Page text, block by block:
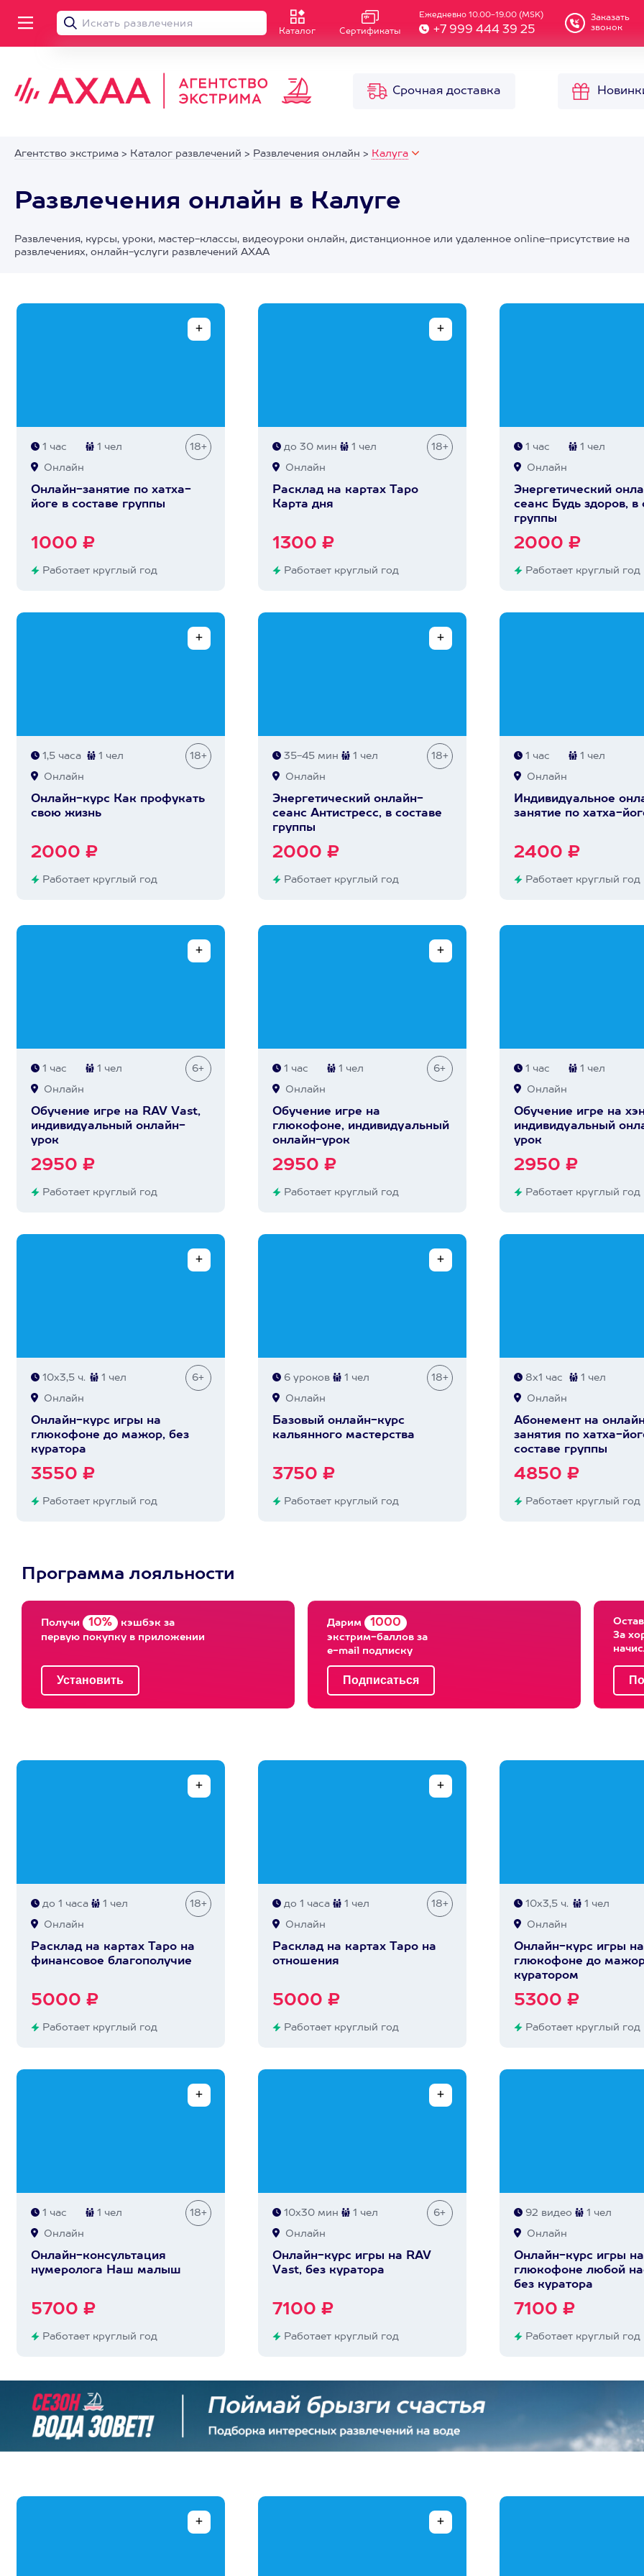
Каталог Сертификаты
Ежедневно 10.00-19.00 (MSK)
+7 999 444 39 25
Заказать
звонок
Срочная доставка
Агентство экстрима > Каталог развлечений > Развлечения онлайн > Калуга
Развлечения онлайн в Калуге
Развлечения, курсы, уроки, мастер-классы, видеоуроки онлайн, дистанционное или удаленное online-присутствие на
развлечениях, онлайн-услуги развлечений АХАА
1 час 1 чел 18+
Онлайн
Онлайн-занятие по хатха-
йоге в составе группы
1000 ₽
Работает круглый год
до 30 мин 1 чел 18+
Онлайн
Расклад на картах Таро
Карта дня
1300 ₽
Работает круглый год
1 час 1 чел
Онлайн
Энергетический
сеанс Будь здоров, в
группы
2000 ₽
Работает круглый год
1,5 часа 1 чел 18+
Онлайн
Онлайн-курс Как профукать
свою жизнь
2000 ₽
Работает круглый год
35-45 мин 1 чел 18+
Онлайн
Энергетический онлайн-
сеанс Антистресс, в составе
группы
2000 ₽
Работает круглый год
1 час 1 чел
Онлайн
Индивидуальное
занятие по хатха-
2400 ₽
Работает круглый год
1 час 1 чел 6+
Онлайн
Обучение игре на RAV Vast,
индивидуальный онлайн-
урок
2950 ₽
Работает круглый год
1 час 1 чел 6+
Онлайн
Обучение игре на
глюкофоне, индивидуальный
онлайн-урок
2950 ₽
Работает круглый год
1 час 1 чел
Онлайн
Обучение игре на
индивидуальный
урок
2950 ₽
Работает круглый год
10х3,5 ч. 1 чел 6+
Онлайн
Онлайн-курс игры на
глюкофоне до мажор, без
куратора
3550 ₽
Работает круглый год
6 уроков 1 чел 18+
Онлайн
Базовый онлайн-курс
кальянного мастерства
3750 ₽
Работает круглый год
8х1 час 1 чел
Онлайн
Абонемент на
занятия по хатха-
составе группы
4850 ₽
Работает круглый год
Программа лояльности
Получи 10% кэшбэк за
первую покупку в приложении
Дарим 1000
экстрим-баллов за
e-mail подписку
За
до 1 часа 1 чел 18+
Онлайн
Расклад на картах Таро на
финансовое благополучие
5000 ₽
Работает круглый год
до 1 часа 1 чел 18+
Онлайн
Расклад на картах Таро на
отношения
5000 ₽
Работает круглый год
10х3,5 ч. 1 чел
Онлайн
Онлайн-курс игры на
глюкофоне до
куратором
5300 ₽
Работает круглый год
1 час 1 чел 18+
Онлайн
Онлайн-консультация
нумеролога Наш малыш
5700 ₽
Работает круглый год
10х30 мин 1 чел 6+
Онлайн
Онлайн-курс игры на RAV
Vast, без куратора
7100 ₽
Работает круглый год
92 видео 1 чел
Онлайн
Онлайн-курс игры на
глюкофоне любой
без куратора
7100 ₽
Работает круглый год